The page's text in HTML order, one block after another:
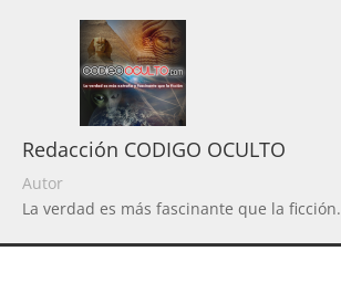
Redacción CODIGO OCULTO
Autor
La verdad es más fascinante que la ficción.